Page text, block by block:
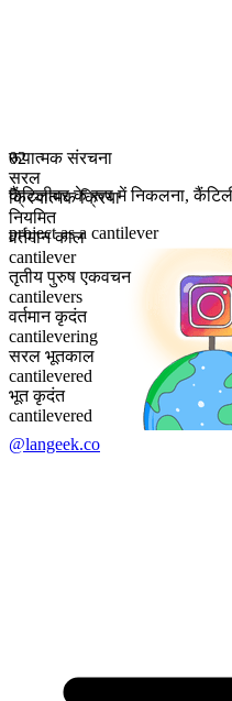
रूपात्मक संरचना
सरल
क्रियात्मक क्रिया
नियमित
वर्तमान काल
cantilever
तृतीय पुरुष एकवचन
cantilevers
वर्तमान कृदंत
cantilevering
सरल भूतकाल
cantilevered
भूत कृदंत
cantilevered
02
कैंटिलीवर के रूप में निकलना,
project as a cantilever
@langeek.co